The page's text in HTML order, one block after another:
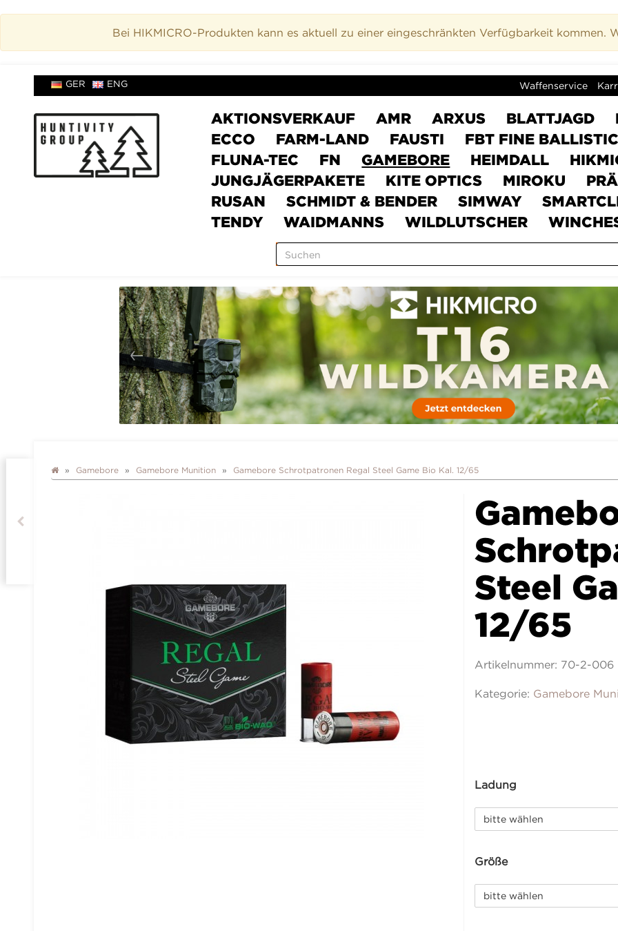
Bei HIKMICRO-Produkten kann es aktuell zu einer eingeschränkten Verfügbarkeit kommen.
GER ENG Waffenservice
AKTIONSVERKAUF AMR ARXUS BLATTJAGD
ECCO
FARM-LAND FAUSTI
FBT FINE
FLUNA-TEC
FN GAMEBORE HEIMDALL
JUNGJÄGERPAKETE
KITE OPTICS MIROKU
RUSAN
SCHMIDT & BENDER SIMWAY
TENDY
WAIDMANNS WILDLUTSCHER
Gamebore Gamebore Munition Gamebore Schrotpatronen Regal Steel Game Bio Kal. 12/65
Steel
12/65
Artikelnummer: 70-2-006
Kategorie: Gamebore
Ladung
bitte wählen
Größe
bitte wählen